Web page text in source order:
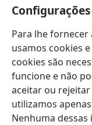
Para lhe fornecer
usamos cookies
cookies são
funcione e não
aceitar ou
utilizamos
Nenhuma
(abre
nova
janela)
Biblioteca On-
(abre
nova
janela)JW Hub
(abre
nova
janela)JW Library
Watchtower